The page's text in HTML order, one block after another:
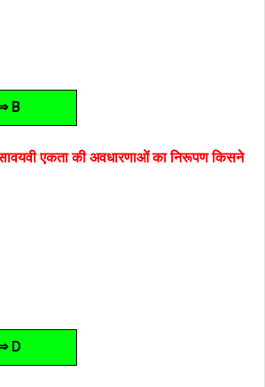
B
एकता की अवधारणाओं का निरूपण किसने
D